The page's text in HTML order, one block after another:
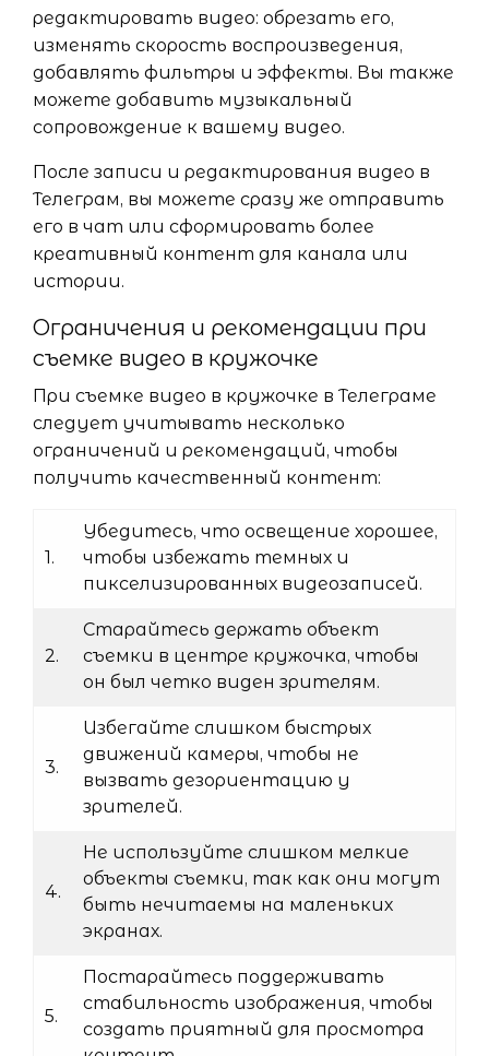
редактировать видео: обрезать его,
изменять скорость воспроизведения,
добавлять фильтры и эффекты. Вы также
можете добавить музыкальный
сопровождение к вашему видео.
После записи и редактирования видео в
Телеграм, вы можете сразу же отправить
его в чат или сформировать более
креативный контент для канала или
истории.
Ограничения и рекомендации при
съемке видео в кружочке
При съемке видео в кружочке в Телеграме
следует учитывать несколько
ограничений и рекомендаций, чтобы
получить качественный контент:
1.
Убедитесь, что освещение хорошее,
чтобы избежать темных и
пикселизированных видеозаписей.
2.
Старайтесь держать объект
съемки в центре кружочка, чтобы
он был четко виден зрителям.
3.
Избегайте слишком быстрых
движений камеры, чтобы не
вызвать дезориентацию у
зрителей.
4.
Не используйте слишком мелкие
объекты съемки, так как они могут
быть нечитаемы на маленьких
экранах.
5.
Постарайтесь поддерживать
стабильность изображения, чтобы
создать приятный для просмотра